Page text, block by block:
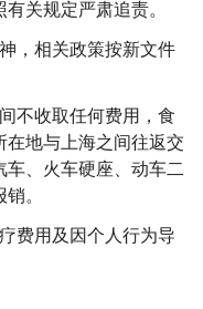
关规定严肃追责。
，相关政策按新文件
不收取任何费用，食
地与上海之间往返交
、火车硬座、动车二
。
费用及因个人行为导